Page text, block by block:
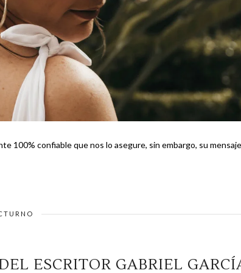
100% confiable que nos lo asegure, sin embargo, su mensaje
ESCRITOR GABRIEL